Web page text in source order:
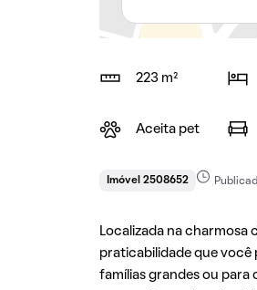
223 m²
Aceita pet
Imóvel 2508652
Localizada na charmosa
praticabilidade que você
famílias grandes ou para